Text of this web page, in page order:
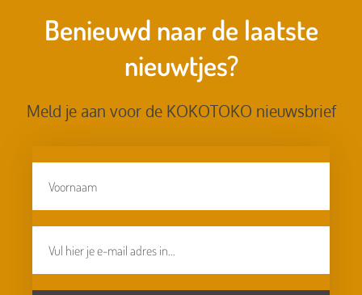
Benieuwd naar de laatste
nieuwtjes?
Meld je aan voor de KOKOTOKO nieuwsbrief